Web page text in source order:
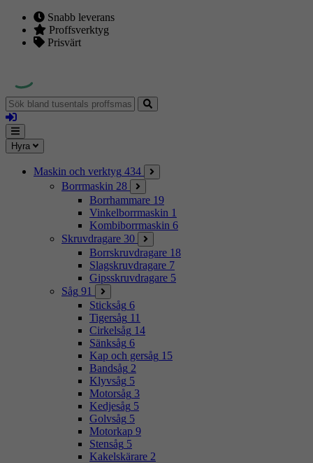
Snabb leverans
Proffsverktyg
Prisvärt
Sök
bland
tusentals
proffsmaskiner
Logga
in
Mina
sidor
Meny
Hyra
Maskin och verktyg 434
Borrmaskin 28
Borrhammare 19
Vinkelborrmaskin 1
Kombiborrmaskin 6
Skruvdragare 30
Borrskruvdragare 18
Slagskruvdragare 7
Gipsskruvdragare 5
Såg 91
Sticksåg 6
Tigersåg 11
Cirkelsåg 14
Sänksåg 6
Kap och gersåg 15
Bandsåg 2
Klyvsåg 5
Motorsåg 3
Kedjesåg 5
Golvsåg 5
Motorkap 9
Stensåg 5
Kakelskärare 2